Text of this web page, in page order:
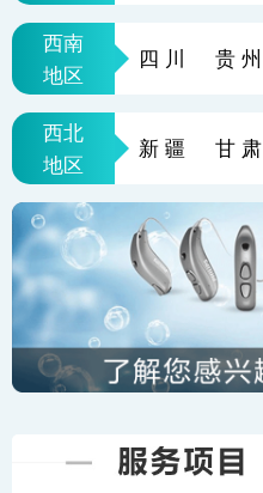
西南
四川 贵州
地区
西北
新疆 甘肃
地区